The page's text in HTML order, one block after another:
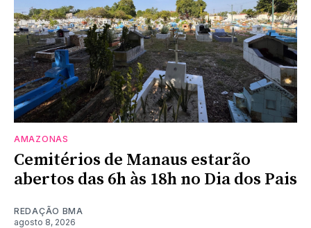
AMAZONAS
Cemitérios de Manaus estarão
abertos das 6h às 18h no Dia dos Pais
REDAÇÃO BMA
agosto 8, 2026